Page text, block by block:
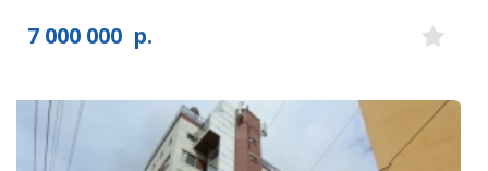
7 000 000 р.